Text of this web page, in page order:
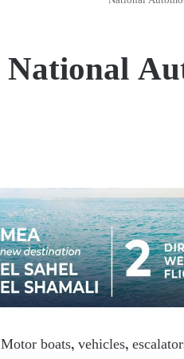
National
Motor boats, vehicles,